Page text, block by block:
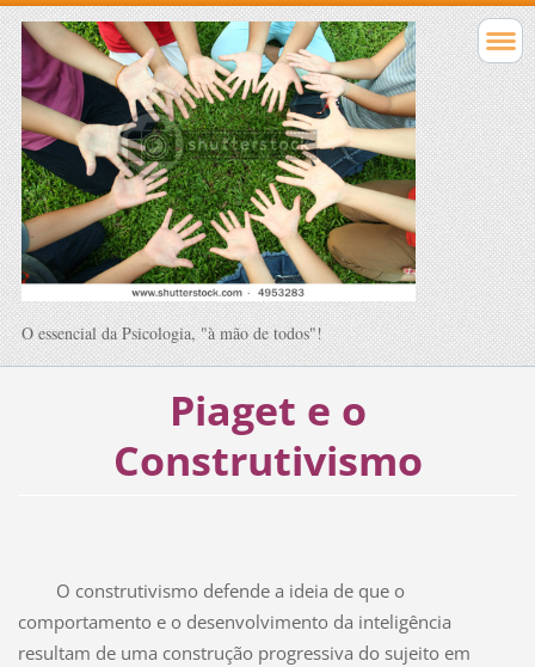
O essencial da Psicologia, "à mão de todos"!
Piaget e o
Construtivismo
O construtivismo defende a ideia de que o
comportamento e o desenvolvimento da inteligência
resultam de uma construção progressiva do sujeito em